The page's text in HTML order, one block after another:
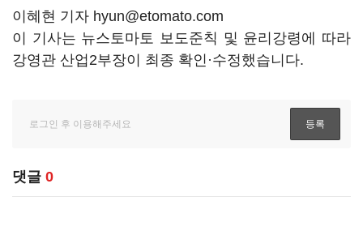
이혜현 기자 hyun@etomato.com
이 기사는 뉴스토마토 보도준칙 및 윤리강령에 따라
강영관 산업2부장이 최종 확인·수정했습니다.
댓글 0